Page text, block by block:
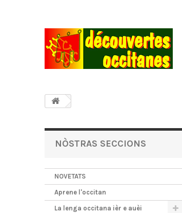
NÒSTRAS SECCIONS
NOVETATS
Aprene l'occitan
La lenga occitana ièr e auèi